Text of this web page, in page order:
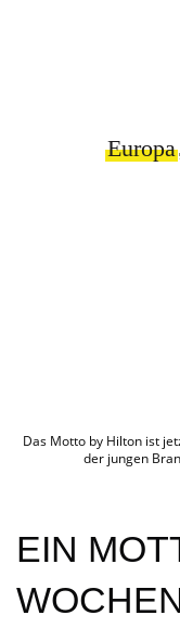
Europa
Das Motto by Hilton ist
der jungen
EIN